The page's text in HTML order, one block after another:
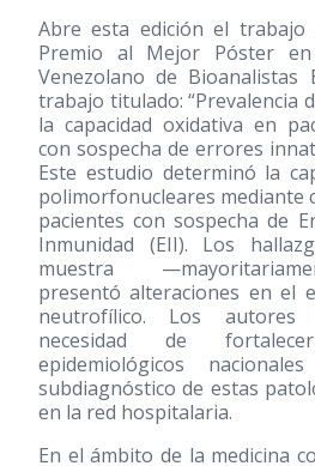
Abre esta edición el trabajo
Premio al Mejor Póster
Venezolano de Bioanalistas
trabajo titulado: “Prevalencia
la capacidad oxidativa en
con sospecha de errores
Este estudio determinó la
polimorfonucleares mediante
pacientes con sospecha de
Inmunidad (EII). Los
muestra
presentó alteraciones en el
neutrofílico. Los
necesidad de
epidemiológicos
subdiagnóstico de estas
en la red hospitalaria.
En el ámbito de la medicina